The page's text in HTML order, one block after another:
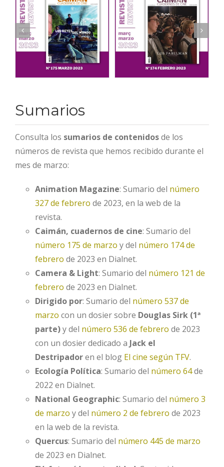
Sumarios
Consulta los sumarios de contenidosde los
números de revista que hemos recibido durante el
mes de marzo:
Animation Magazine: Sumario del número
327 de febrero de 2023, en la web de la
revista.
Caimán, cuadernos de cine: Sumario del
número 175 de marzo y del número 174 de
febrero de 2023 en Dialnet.
Camera & Light: Sumario del número 121 de
febrero de 2023 en Dialnet.
Dirigido por: Sumario del número 537 de
marzo con un dosier sobre Douglas Sirk (1ª
parte)y del número 536 de febrero de 2023
con un dosier dedicado a Jack el
Destripadoren el blog El cine según TFV.
Ecología Política: Sumario del número 64de
2022 en Dialnet.
National Geographic: Sumario del número 3
de marzo y del número 2 de febrero de 2023
en la web de la revista.
Quercus: Sumario del número 445 de marzo
de 2023 en Dialnet.